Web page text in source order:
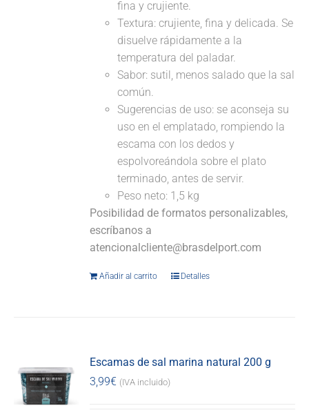
fina y crujiente.
Textura: crujiente, fina y delicada. Se
disuelve rápidamente a la
temperatura del paladar.
Sabor: sutil, menos salado que la sal
común.
Sugerencias de uso: se aconseja su
uso en el emplatado, rompiendo la
escama con los dedos y
espolvoreándola sobre el plato
terminado, antes de servir.
Peso neto: 1,5 kg
Posibilidad de formatos personalizables,
escríbanos a
atencionalcliente@brasdelport.com
Añadir al carrito Detalles
Escamas de sal marina natural 200 g
3,99€ (IVA incluido)